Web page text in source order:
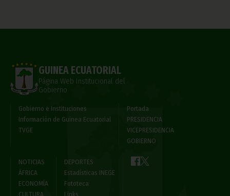
GUINEA ECUATORIAL
Página Web Institucional del
Gobierno
Gobierno e Instituciones
Información de Guinea Ecuatorial
TVGE
Portada
PRESIDENCIA
VICEPRESIDENCIA
GOBIERNO
NOTICIAS
ÁFRICA
ECONOMÍA
DEPORTES
Estadísticas INEGE
Fototeca